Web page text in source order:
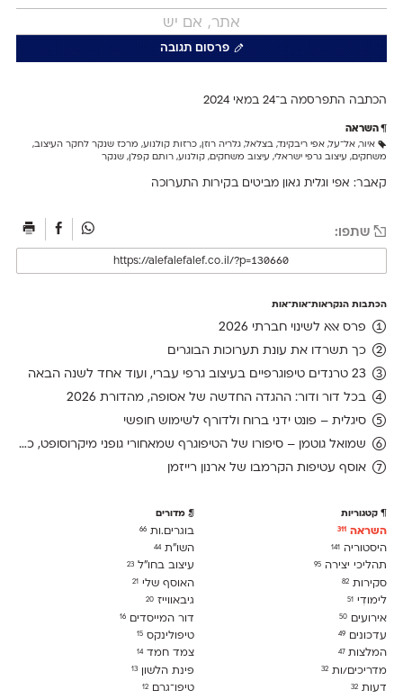
פרסום תגובה
הכתבה התפרסמה ב־24 ב מאי 2024
השראה
איור, אל־על, אפי ריבקינד, בצלאל, גלריה רוזן, כרזות קולנוע, מרכז שנקר לחקר העיצוב,
משחקים, עיצוב גרפי ישראלי, עיצוב משחקים, קולנוע, רותם קפלן, שנקר
קאבר: אפי וגלית גאון מביטים בקירות התערוכה
שתפו:
הכתבות הנקראות־אות־אות
פרס אאא לשינוי חברתי 2026
כך תשרדו את עונת תערוכות הבוגרים
23 טרנדים טיפוגרפיים בעיצוב גרפי עברי, ועוד אחד לשנה הבאה
בכל דור ודור: ההגדה החדשה של אסופה, מהדורת 2026
סיגלית – פונט ידני ברוח ולדורף לשימוש חופשי
שמואל גוטמן – סיפורו של הטיפוגרף שמאחורי גופני מיקרוסופט, כפי שנחשף בארכיון של נינתו
אוסף עטיפות הקרמבו של ארנון רייזמן
קטגוריות
השראה 311
היסטוריה 141
תהליכי יצירה 95
סקירות 82
לימודִי 51
אירועים 50
עדכונים 49
המלצות47
מדריכים/ות 32
דעות 32
מדורים
בוגרים.ות66
השו״ת44
עיצוב בחו"ל23
האוסף שלי21
גיבאווייז20
דור המייסדים16
טיפולינקס15
צמד חמד14
פינת הלשון13
טיפו־גרם12